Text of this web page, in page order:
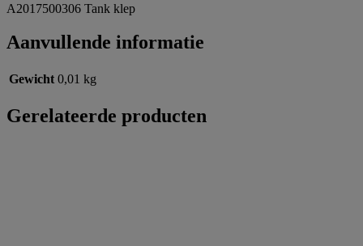
A2017500306 Tank klep
Aanvullende informatie
Gewicht 0,01 kg
Gerelateerde producten